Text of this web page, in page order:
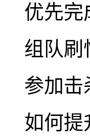
优先完
组队刷
参加击
如何提